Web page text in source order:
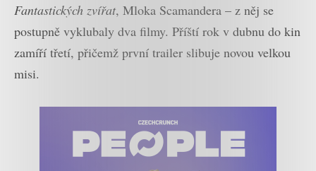
Fantastických zvířat, Mloka Scamandera – z něj se
postupně vyklubaly dva filmy. Příští rok v dubnu do kin
zamíří třetí, přičemž první trailer slibuje novou velkou
misi.